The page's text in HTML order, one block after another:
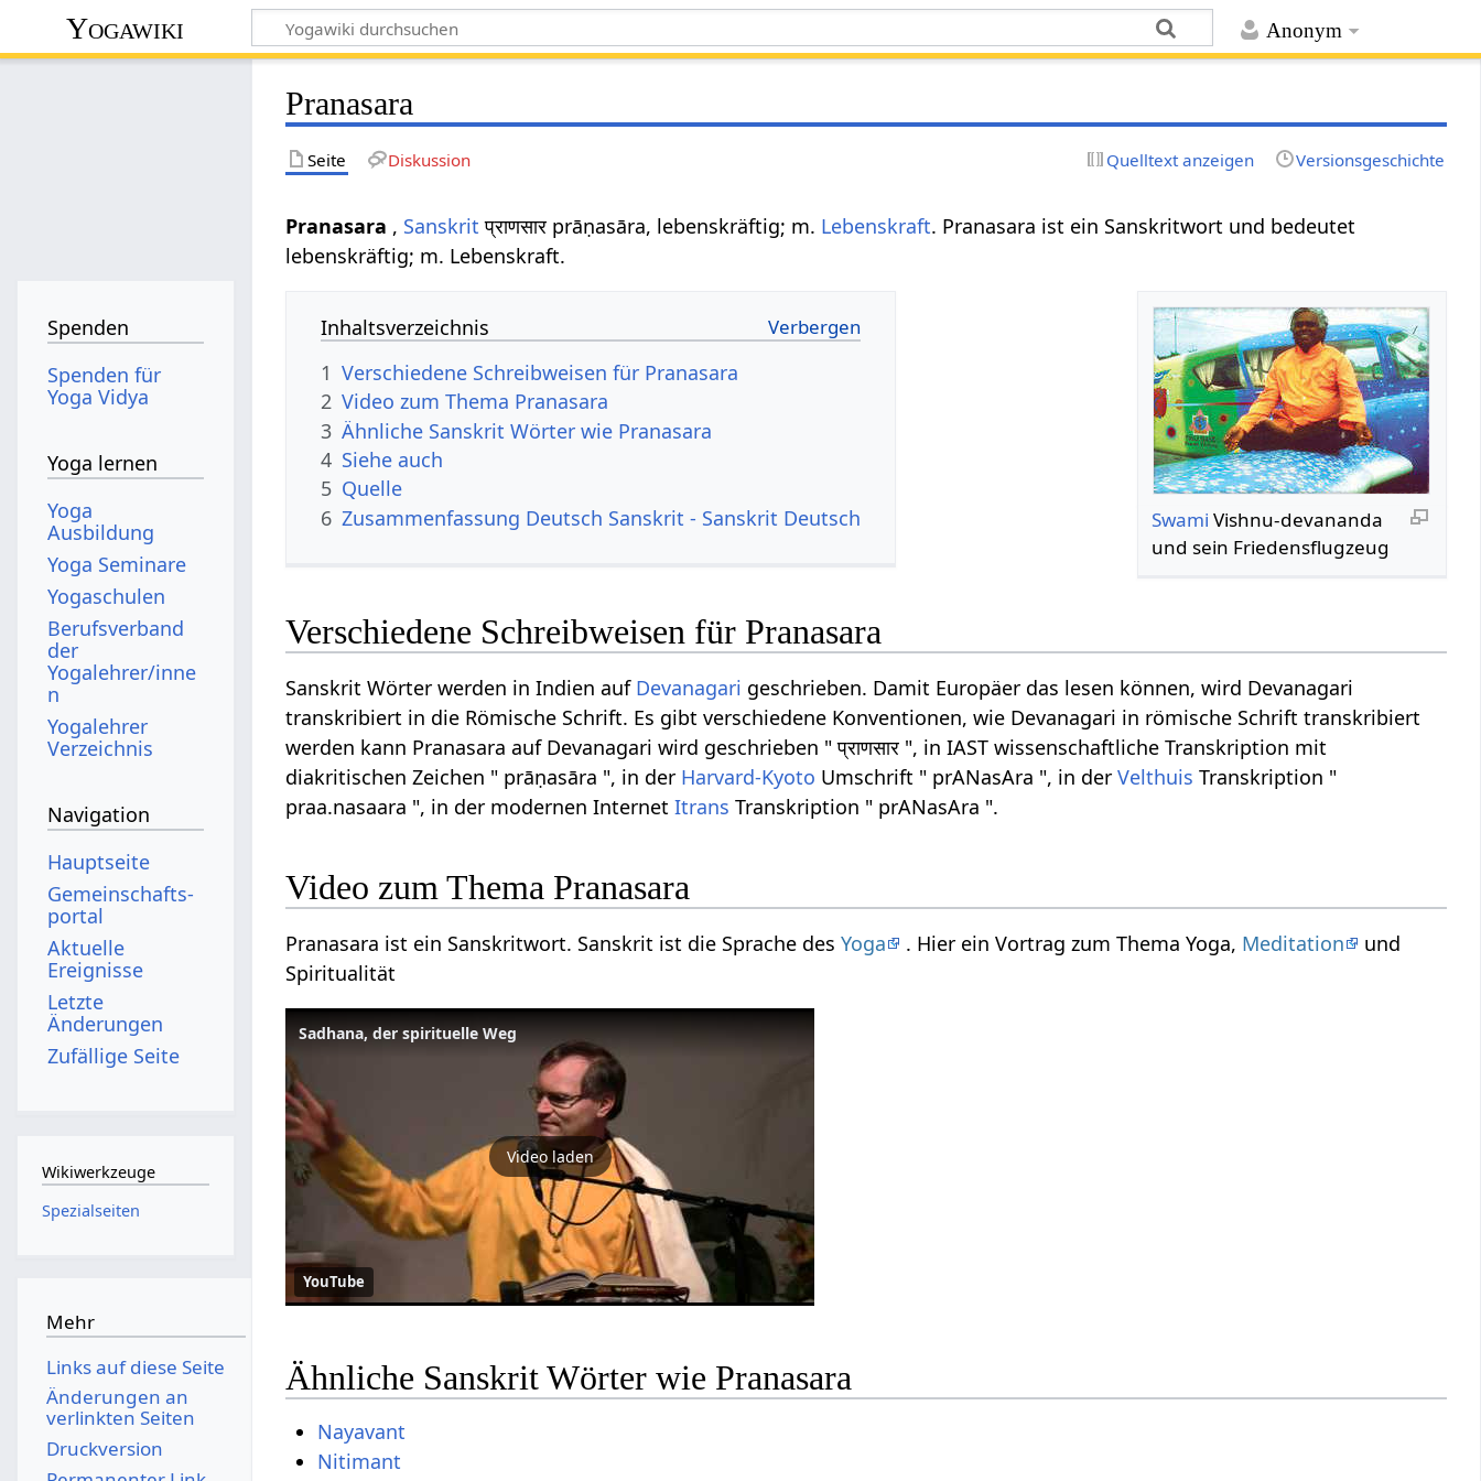
Anonym
Yogawiki
Pranasara
Seite Diskussion Quelltext anzeigen Versionsgeschichte
Pranasara , Sanskrit प्राणसार prāṇasāra, lebenskräftig; m. Lebenskraft. Pranasara ist ein Sanskritwort und bedeutet
lebenskräftig; m. Lebenskraft.
Swami Vishnu-devananda
und sein Friedensflugzeug
Inhaltsverzeichnis
1 Verschiedene Schreibweisen für Pranasara
2 Video zum Thema Pranasara
3 Ähnliche Sanskrit Wörter wie Pranasara
4 Siehe auch
5 Quelle
6 Zusammenfassung Deutsch Sanskrit - Sanskrit Deutsch
Verschiedene Schreibweisen für Pranasara
Sanskrit Wörter werden in Indien auf Devanagari geschrieben. Damit Europäer das lesen können, wird Devanagari
transkribiert in die Römische Schrift. Es gibt verschiedene Konventionen, wie Devanagari in römische Schrift transkribiert
werden kann Pranasara auf Devanagari wird geschrieben " प्राणसार ", in IAST wissenschaftliche Transkription mit
diakritischen Zeichen " prāṇasāra ", in der Harvard-Kyoto Umschrift " prANasAra ", in derVelthuis Transkription "
praa.nasaara ", in der modernen InternetItrans Transkription " prANasAra ".
Video zum Thema Pranasara
Pranasara ist ein Sanskritwort. Sanskrit ist die Sprache desYoga . Hier ein Vortrag zum Thema Yoga, Meditation
und
Spiritualität
Sadhana, der spirituelle Weg
Video laden
YouTube
Ähnliche Sanskrit Wörter wie Pranasara
Nayavant
Nitimant
Spenden
Spenden für
Yoga Vidya
Yoga lernen
Yoga
Ausbildung
Yoga Seminare
Yogaschulen
Berufsverband
der
Yogalehrer/inne
n
Yogalehrer
Verzeichnis
Navigation
Hauptseite
Gemeinschafts­
portal
Aktuelle
Ereignisse
Letzte
Änderungen
Zufällige Seite
Wikiwerkzeuge
Spezialseiten
Mehr
Links auf diese Seite
Änderungen an
verlinkten Seiten
Druckversion